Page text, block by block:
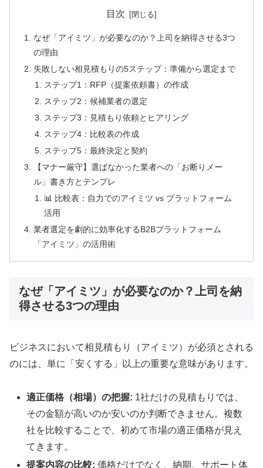
目次
なぜ「アイミツ」が必要なのか？上司を納得させる3つ
の理由
失敗しない相見積もりの5ステップ：準備から選定まで
ステップ1：RFP（提案依頼書）の作成
ステップ2：候補業者の選定
ステップ3：見積もり依頼とヒアリング
ステップ4：比較表の作成
ステップ5：最終決定と契約
【マナー厳守】選ばなかった業者への「お断りメー
ル」書き方とテンプレ
📊 比較表：自力でのアイミツ vs プラットフォーム
活用
業者選定を劇的に効率化するB2Bプラットフォーム
「アイミツ」の活用術
なぜ「アイミツ」が必要なのか？上司を納
得させる3つの理由
ビジネスにおいて相見積もり（アイミツ）が必須とされる
のには、単に「安くする」以上の重要な意味があります。
適正価格（相場）の把握: 1社だけの見積もりでは、
その金額が高いのか安いのか判断できません。複数
社を比較することで、初めて市場の適正価格が見え
てきます。
提案内容の比較: 価格だけでなく、納期、サポート体